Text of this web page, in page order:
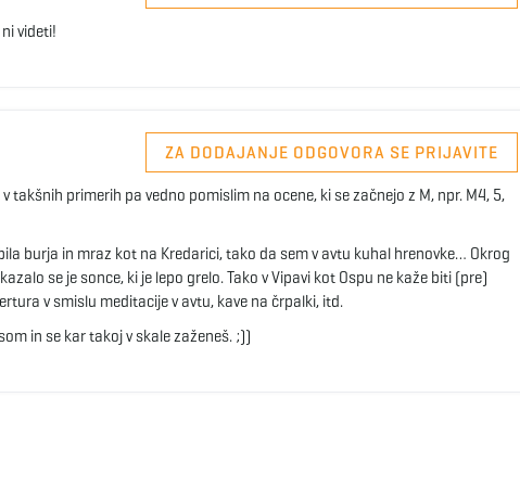
videti!
ZA DODAJANJE ODGOVORA SE PRIJAVITE
takšnih primerih pa vedno pomislim na ocene, ki se začnejo z M, npr. M4, 5,
burja in mraz kot na Kredarici, tako da sem v avtu kuhal hrenovke… Okrog
se je sonce, ki je lepo grelo. Tako v Vipavi kot Ospu ne kaže biti (pre)
v smislu meditacije v avtu, kave na črpalki, itd.
in se kar takoj v skale zaženeš. ;))